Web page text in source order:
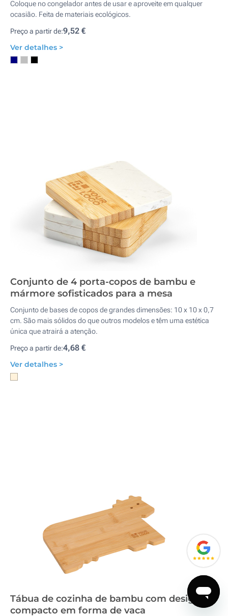
Coloque no congelador antes de usar e aproveite em qualquer
ocasião. Feita de materiais ecológicos.
Preço a partir de:9,52 €
Ver detalhes >
Conjunto de 4 porta-copos de bambu e
mármore sofisticados para a mesa
Conjunto de bases de copos de grandes dimensões: 10 x 10 x 0,7
cm. São mais sólidos do que outros modelos e têm uma estética
única que atrairá a atenção.
Preço a partir de:4,68 €
Ver detalhes >
Tábua de cozinha de bambu com design
compacto em forma de vaca